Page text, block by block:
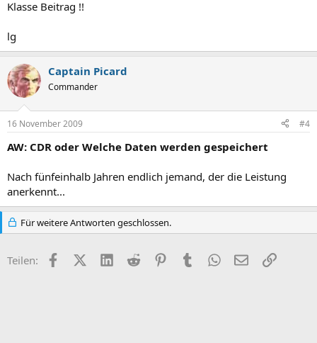
Klasse Beitrag !!
lg
Captain Picard
Commander
16 November 2009 #4
AW: CDR oder Welche Daten werden gespeichert
Nach fünfeinhalb Jahren endlich jemand, der die Leistung
anerkennt...
Für weitere Antworten geschlossen.
Teilen: FacebookX (Twitter)
LinkedIn
Reddit PinterestTumblr WhatsApp
E-MailLink